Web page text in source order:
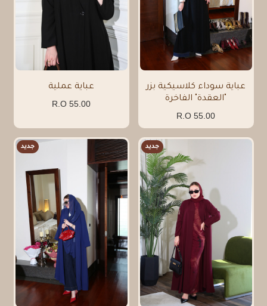
عباية سوداء كلاسيكية بزر
"العقدة" الفاخرة
55.00 R.O
عباية عملية
55.00 R.O
جديد جديد